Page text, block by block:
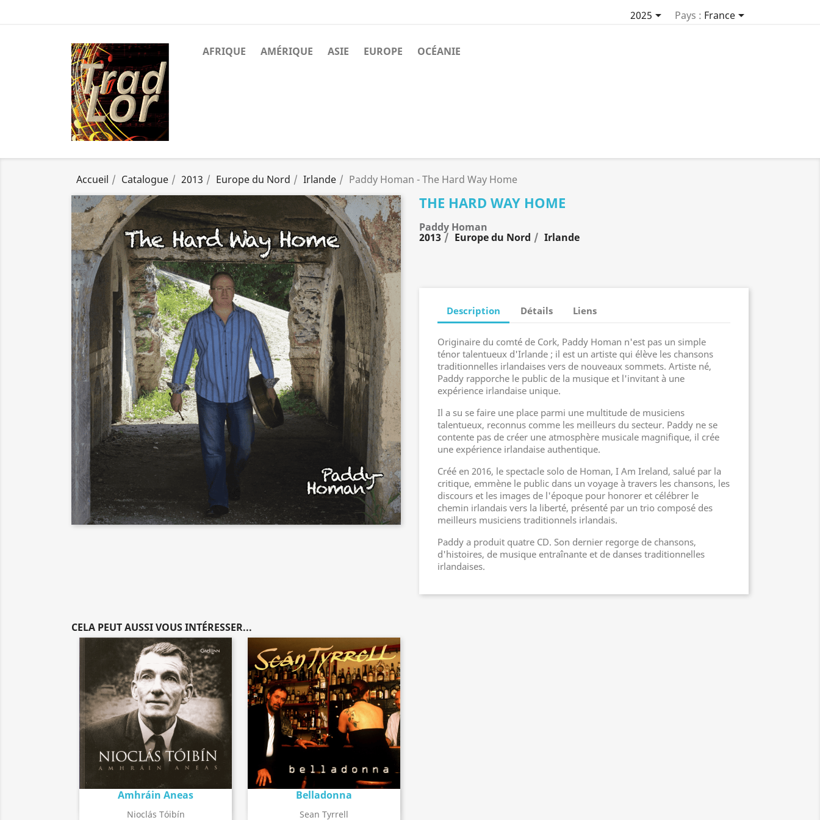
2025 Pays : France
AFRIQUE AMÉRIQUE ASIE EUROPE OCÉANIE
Accueil Catalogue 2013 Europe du Nord Irlande Paddy Homan - The Hard Way Home
THE HARD WAY HOME
Paddy Homan
2013 Europe du Nord Irlande
Description Détails Liens
Originaire du comté de Cork, Paddy Homan n'est pas un simple
ténor talentueux d'Irlande ; il est un artiste qui élève les chansons
traditionnelles irlandaises vers de nouveaux sommets. Artiste né,
Paddy rapporche le public de la musique et l'invitant à une
expérience irlandaise unique.
Il a su se faire une place parmi une multitude de musiciens
talentueux, reconnus comme les meilleurs du secteur. Paddy ne se
contente pas de créer une atmosphère musicale magnifique, il crée
une expérience irlandaise authentique.
Créé en 2016, le spectacle solo de Homan, I Am Ireland, salué par la
critique, emmène le public dans un voyage à travers les chansons, les
discours et les images de l'époque pour honorer et célébrer le
chemin irlandais vers la liberté, présenté par un trio composé des
meilleurs musiciens traditionnels irlandais.
Paddy a produit quatre CD. Son dernier regorge de chansons,
d'histoires, de musique entraînante et de danses traditionnelles
irlandaises.
CELA PEUT AUSSI VOUS INTÉRESSER...
Amhráin Aneas
Nioclás Tóibín
searchDétail de l'album Belladonna
Sean Tyrrell
Détail de l'album